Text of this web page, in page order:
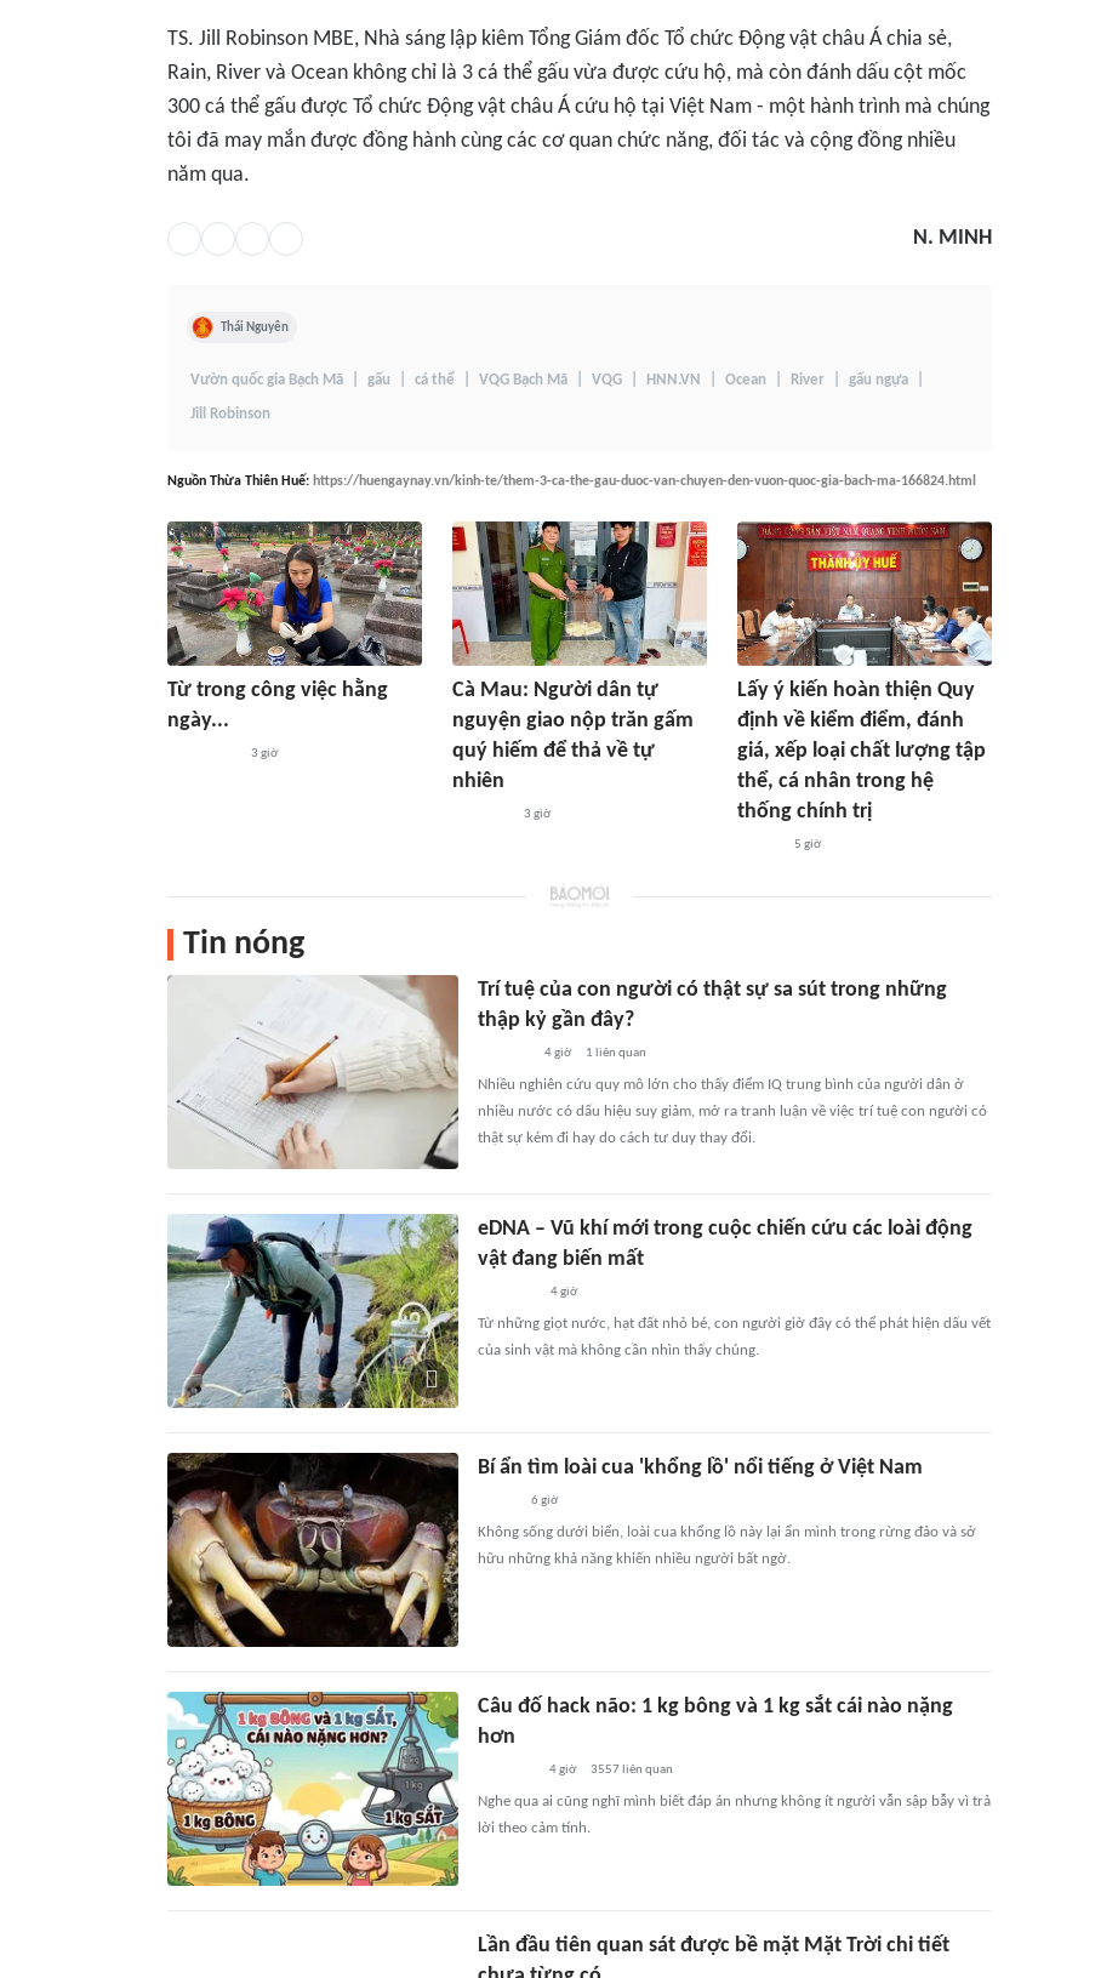
TS. Jill Robinson MBE, Nhà sáng lập kiêm Tổng Giám đốc Tổ chức Động vật châu Á chia sẻ,
Rain, River và Ocean không chỉ là 3 cá thể gấu vừa được cứu hộ, mà còn đánh dấu cột mốc
300 cá thể gấu được Tổ chức Động vật châu Á cứu hộ tại Việt Nam - một hành trình mà chúng
tôi đã may mắn được đồng hành cùng các cơ quan chức năng, đối tác và cộng đồng nhiều
năm qua.
N. MINH
Thái Nguyên
Vườn quốc gia Bạch Mã gấu cá thể VQG Bạch Mã VQG HNN.VN Ocean River gấu ngựa
Jill Robinson
Nguồn Thừa Thiên Huế: https://huengaynay.vn/kinh-te/them-3-ca-the-gau-duoc-van-chuyen-den-vuon-quoc-gia-bach-ma-166824.html
Từ trong công việc hằng
ngày...
3 giờ
Cà Mau: Người dân tự
nguyện giao nộp trăn gấm
quý hiếm để thả về tự
nhiên
3 giờ
Lấy ý kiến hoàn thiện Quy
định về kiểm điểm, đánh
giá, xếp loại chất lượng tập
thể, cá nhân trong hệ
thống chính trị
5 giờ
Tin nóng
Trí tuệ của con người có thật sự sa sút trong những
thập kỷ gần đây?
4 giờ 1 liên quan
Nhiều nghiên cứu quy mô lớn cho thấy điểm IQ trung bình của người dân ở
nhiều nước có dấu hiệu suy giảm, mở ra tranh luận về việc trí tuệ con người có
thật sự kém đi hay do cách tư duy thay đổi.
eDNA – Vũ khí mới trong cuộc chiến cứu các loài động
vật đang biến mất
4 giờ
Từ những giọt nước, hạt đất nhỏ bé, con người giờ đây có thể phát hiện dấu vết
của sinh vật mà không cần nhìn thấy chúng.
Bí ẩn tìm loài cua 'khổng lồ' nổi tiếng ở Việt Nam
6 giờ
Không sống dưới biển, loài cua khổng lồ này lại ẩn mình trong rừng đảo và sở
hữu những khả năng khiến nhiều người bất ngờ.
Câu đố hack não: 1 kg bông và 1 kg sắt cái nào nặng
hơn
4 giờ 3557liên quan
Nghe qua ai cũng nghĩ mình biết đáp án nhưng không ít người vẫn sập bẫy vì trả
lời theo cảm tính.
Lần đầu tiên quan sát được bề mặt Mặt Trời chi tiết